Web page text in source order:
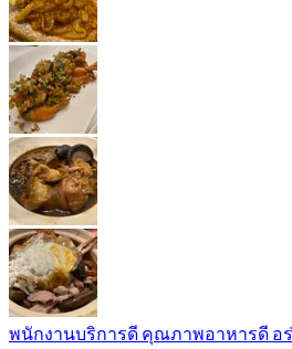
พนักงานบริการดี คุณภาพอาหารดี อ